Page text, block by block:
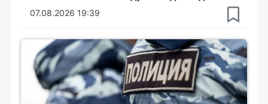
07.08.2026 19:39